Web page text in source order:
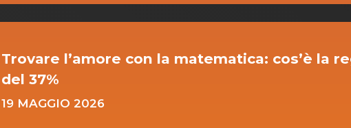
Trovare l’amore con la matematica: cos’è la
del 37%
19 MAGGIO 2026